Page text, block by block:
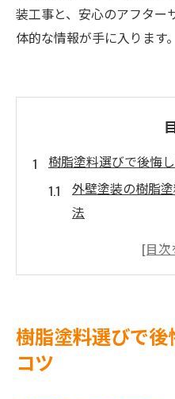
装工事と、安心のアフター
体的な情報が手に入ります。
樹脂塗料選びで後悔
外壁塗装の樹脂
法
外壁塗装に適し
外壁塗装の耐久性比
樹脂塗料選びで
コツ